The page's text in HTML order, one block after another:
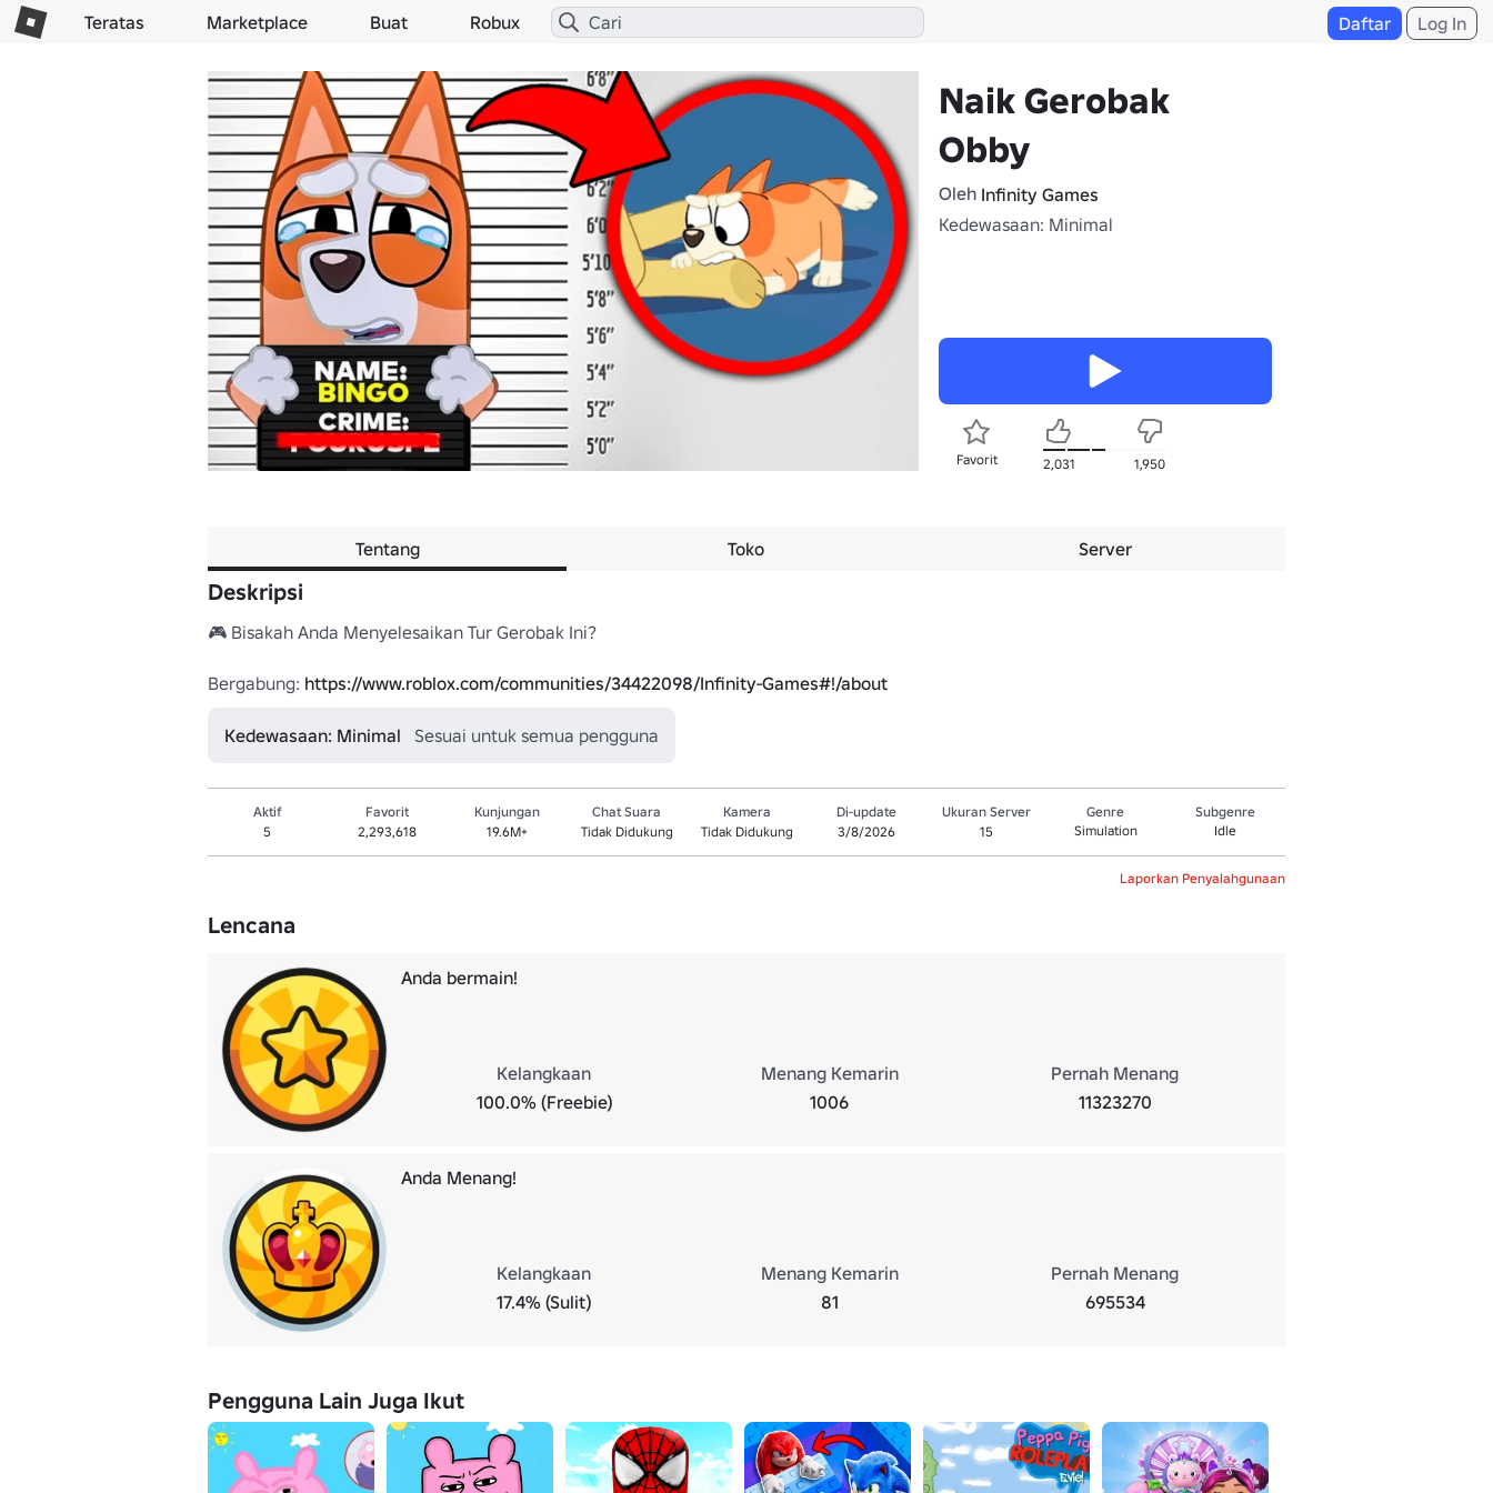
Teratas Marketplace Buat Robux Daftar Log In
Naik Gerobak
Obby
Oleh Infinity Gamesᅠ
Kedewasaan: Minimal
Favorit 2,031 1,950
Tentang Toko Server
Deskripsi
🎮 Bisakah Anda Menyelesaikan Tur Gerobak Ini?
Bergabung: https://www.roblox.com/communities/34422098/Infinity-Games#!/about
Kedewasaan: Minimal Sesuai untuk semua pengguna
Aktif
5
Favorit
2,293,618
Kunjungan
19.6M+
Chat Suara
Tidak Didukung
Kamera
Tidak Didukung
Di-update
3/8/2026
Ukuran Server
15
Genre
Simulation
Subgenre
Idle
Laporkan Penyalahgunaan
Lencana
Anda bermain!
Kelangkaan
100.0% (Freebie)
Menang Kemarin
1006
Pernah Menang
11323270
Anda Menang!
Kelangkaan
17.4% (Sulit)
Menang Kemarin
81
Pernah Menang
695534
Pengguna Lain Juga Ikut